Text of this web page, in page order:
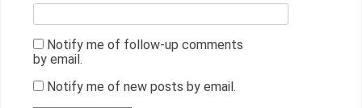
Notify me of follow-up comments
by email.
Notify me of new posts by email.